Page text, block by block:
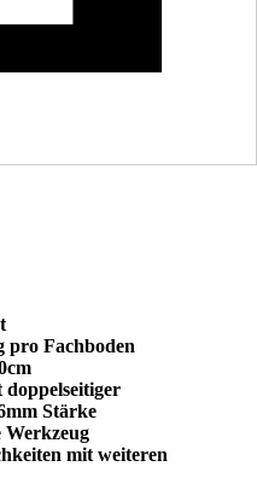
pro Fachboden
Stärke
Werkzeug
mit weiteren